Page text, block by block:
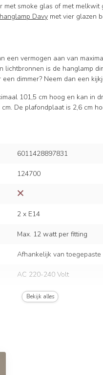
smoke glas of met
hanglamp Davy met vier glazen
een vermogen aan van
lichtbronnen is de hanglamp
dimmer? Neem dan een
101,5 cm hoog en kan in
De plafondplaat is 2,6 cm
6011428897831
124700
2 x E14
Max. 12 watt per fitting
Afhankelijk van toegepaste
AC 220-240 Volt
50/60 Hz
Bekijk alles